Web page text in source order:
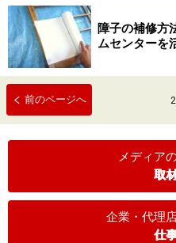
障子の補修方
ムセンターを
前のページへ 2
メディア
取
企業・代理
仕